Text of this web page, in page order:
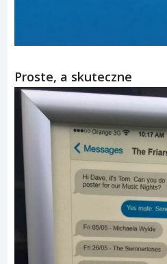
Proste, a skuteczne